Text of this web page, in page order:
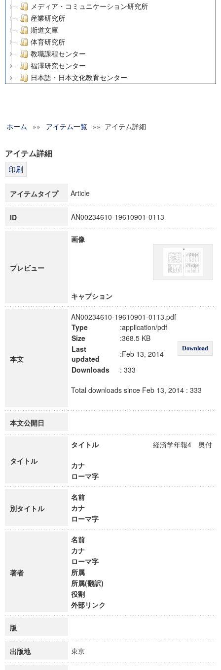
メディア・コミュニケーション研究所
産業研究所
斯道文庫
体育研究所
教職課程センター
福澤研究センター
日本語・日本文化教育センター
グローバルリサーチインスティテュート
科学研究費補助金研究成果報告書
博士課程教育リーディングプログラム「超成熟社会発展のサ
ホーム »» アイテム一覧 »» アイテム詳細
アイテム詳細
アイテムタイプ Article
ID AN00234610-19610901-0113
プレビュー
画像
キャプション
本文
AN00234610-19610901-0113.pdf
Type
:application/pdf
Download
Size
:368.5 KB
Last
updated
:Feb 13, 2014
Downloads
: 333
Total downloads since Feb 13, 2014 : 333
本文公開日
タイトル
タイトル 経済学年報4 奥付
カナ
ローマ字
別タイトル
名前
カナ
ローマ字
著者
名前
カナ
ローマ字
所属
所属(翻訳)
役割
外部リンク
版
出版地 東京